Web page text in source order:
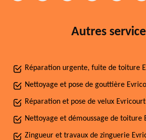
Autres
Réparation urgente, fuite de toiture
Nettoyage et pose de gouttière
Réparation et pose de velux Evricourt
Nettoyage et démoussage de toiture
Zingueur et travaux de zinguerie